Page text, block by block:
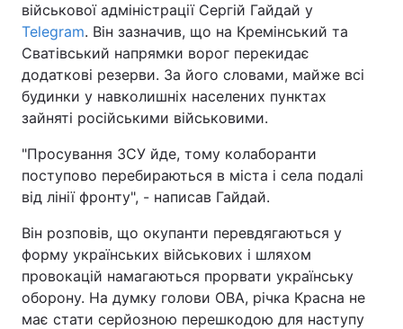
військової адміністрації Сергій Гайдай у
Telegram. Він зазначив, що на Кремінський та
Сватівський напрямки ворог перекидає
додаткові резерви. За його словами, майже всі
будинки у навколишніх населених пунктах
зайняті російськими військовими.
"Просування ЗСУ йде, тому колаборанти
поступово перебираються в міста і села подалі
від лінії фронту", - написав Гайдай.
Він розповів, що окупанти перевдягаються у
форму українських військових і шляхом
провокацій намагаються прорвати українську
оборону. На думку голови ОВА, річка Красна не
має стати серйозною перешкодою для наступу